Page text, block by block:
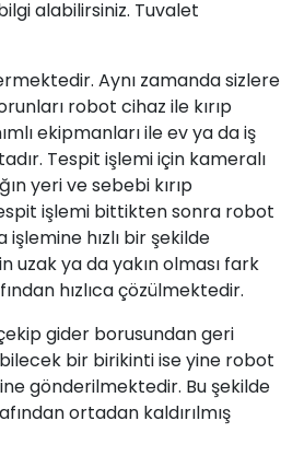
alabilirsiniz. Tuvalet
Aynı zamanda sizlere
robot cihaz ile kırıp
ekipmanları ile ev ya da iş
Tespit işlemi için kameralı
yeri ve sebebi kırıp
işlemi bittikten sonra robot
işlemine hızlı bir şekilde
uzak ya da yakın olması fark
hızlıca çözülmektedir.
gider borusundan geri
bir birikinti ise yine robot
gönderilmektedir. Bu şekilde
ortadan kaldırılmış